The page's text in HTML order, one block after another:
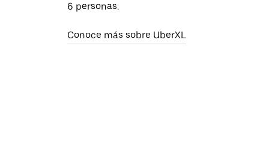
6 personas.
Conoce más sobre UberXL